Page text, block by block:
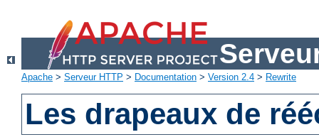
Apache > Serveur HTTP > Documentation > Version 2.4 > Rewrite
Les drapeaux de